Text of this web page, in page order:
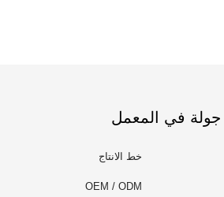
جولة في المعمل
خط الانتاج
OEM / ODM